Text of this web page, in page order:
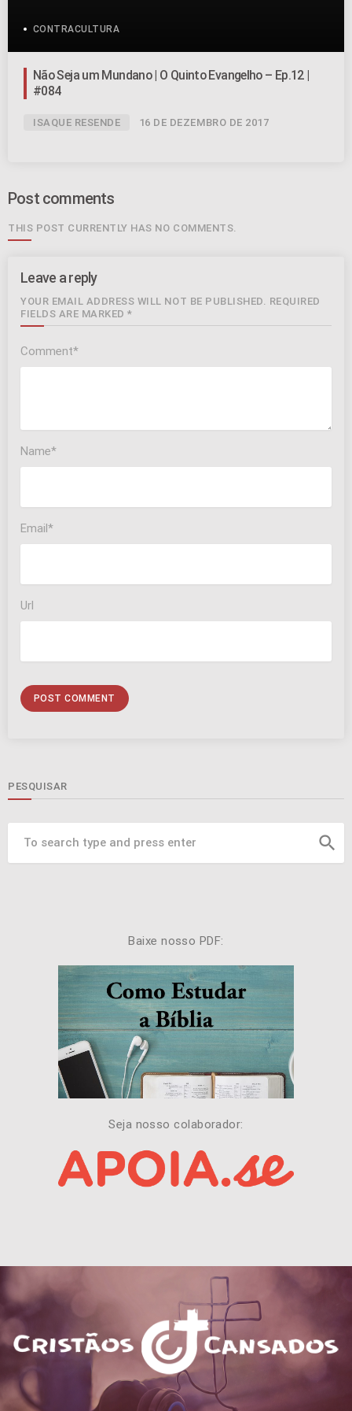
CONTRACULTURA
Não Seja um Mundano | O Quinto Evangelho – Ep.12 |
#084
ISAQUE RESENDE 16 DE DEZEMBRO DE 2017
Post comments
THIS POST CURRENTLY HAS NO COMMENTS.
Leave a reply
YOUR EMAIL ADDRESS WILL NOT BE PUBLISHED. REQUIRED
FIELDS ARE MARKED *
Comment*
Name*
Email*
Url
PESQUISAR
search
Baixe nosso PDF:
Seja nosso colaborador: